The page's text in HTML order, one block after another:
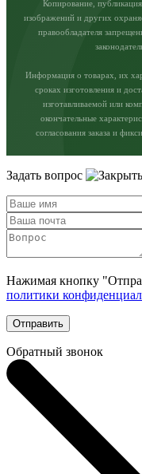
Копирование,
изображений и других
правообладателя
Информация о товарах, их
сроках изготовления и
изготавливаемой или
окончательные
согласования заказа и
Задать вопрос
Нажимая кнопку
политики
Отправить
Обратный звонок